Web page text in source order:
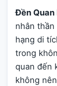
Đền Quan
nhân
hạng di
trong
quan đến
không